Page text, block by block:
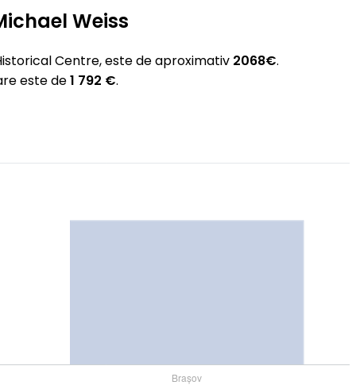
Weiss
Centre, este de aproximativ 2068€.
este de1 792 €.